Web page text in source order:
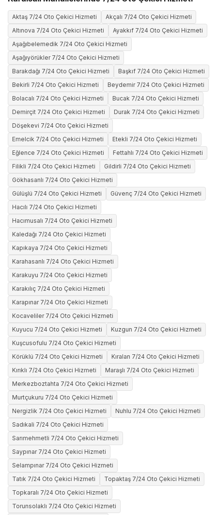
Aktaş 7/24 Oto Çekici Hizmeti
Akçalı 7/24 Oto Çekici Hizmeti
Altınova 7/24 Oto Çekici Hizmeti
Ayakkıf 7/24 Oto Çekici Hizmeti
Aşağıbelemedik 7/24 Oto Çekici Hizmeti
Aşağıyörükler 7/24 Oto Çekici Hizmeti
Barakdağı 7/24 Oto Çekici Hizmeti
Başkıf 7/24 Oto Çekici Hizmeti
Bekirli 7/24 Oto Çekici Hizmeti
Beydemir 7/24 Oto Çekici Hizmeti
Bolacalı 7/24 Oto Çekici Hizmeti
Bucak 7/24 Oto Çekici Hizmeti
Demirçit 7/24 Oto Çekici Hizmeti
Durak 7/24 Oto Çekici Hizmeti
Döşekevi 7/24 Oto Çekici Hizmeti
Emelcik 7/24 Oto Çekici Hizmeti
Etekli 7/24 Oto Çekici Hizmeti
Eğlence 7/24 Oto Çekici Hizmeti
Fettahlı 7/24 Oto Çekici Hizmeti
Filikli 7/24 Oto Çekici Hizmeti
Gildirli 7/24 Oto Çekici Hizmeti
Gökhasanlı 7/24 Oto Çekici Hizmeti
Gülüşlü 7/24 Oto Çekici Hizmeti
Güvenç 7/24 Oto Çekici Hizmeti
Hacılı 7/24 Oto Çekici Hizmeti
Hacımusalı 7/24 Oto Çekici Hizmeti
Kaledağı 7/24 Oto Çekici Hizmeti
Kapıkaya 7/24 Oto Çekici Hizmeti
Karahasanlı 7/24 Oto Çekici Hizmeti
Karakuyu 7/24 Oto Çekici Hizmeti
Karakılıç 7/24 Oto Çekici Hizmeti
Karapınar 7/24 Oto Çekici Hizmeti
Kocaveliler 7/24 Oto Çekici Hizmeti
Kuyucu 7/24 Oto Çekici Hizmeti
Kuzgun 7/24 Oto Çekici Hizmeti
Kuşcusofulu 7/24 Oto Çekici Hizmeti
Körüklü 7/24 Oto Çekici Hizmeti
Kıralan 7/24 Oto Çekici Hizmeti
Kırıklı 7/24 Oto Çekici Hizmeti
Maraşlı 7/24 Oto Çekici Hizmeti
Merkezboztahta 7/24 Oto Çekici Hizmeti
Murtçukuru 7/24 Oto Çekici Hizmeti
Nergizlik 7/24 Oto Çekici Hizmeti
Nuhlu 7/24 Oto Çekici Hizmeti
Sadıkali 7/24 Oto Çekici Hizmeti
Sarımehmetli 7/24 Oto Çekici Hizmeti
Saypınar 7/24 Oto Çekici Hizmeti
Selampınar 7/24 Oto Çekici Hizmeti
Tatık 7/24 Oto Çekici Hizmeti
Topaktaş 7/24 Oto Çekici Hizmeti
Topkaralı 7/24 Oto Çekici Hizmeti
Torunsolaklı 7/24 Oto Çekici Hizmeti